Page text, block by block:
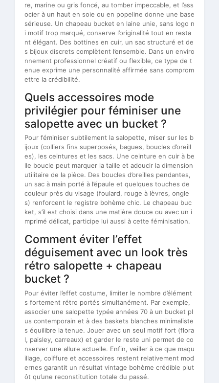
re, marine ou gris foncé, au tomber impeccable, et l’ass
ocier à un haut en soie ou en popeline donne une base
sérieuse. Un chapeau bucket en laine unie, sans logo n
i motif trop marqué, conserve l’originalité tout en resta
nt élégant. Des bottines en cuir, un sac structuré et de
s bijoux discrets complètent l’ensemble. Dans un enviro
nnement professionnel créatif ou flexible, ce type de t
enue exprime une personnalité affirmée sans comprom
ettre la crédibilité.
Quels accessoires mode
privilégier pour féminiser une
salopette avec un bucket ?
Pour féminiser subtilement la salopette, miser sur les b
ijoux (colliers fins superposés, bagues, boucles d’oreill
es), les ceintures et les sacs. Une ceinture en cuir à be
lle boucle peut marquer la taille et adoucir la dimension
utilitaire de la pièce. Des boucles d’oreilles pendantes,
un sac à main porté à l’épaule et quelques touches de
couleur près du visage (foulard, rouge à lèvres, ongle
s) renforcent le registre bohème chic. Le chapeau buc
ket, s’il est choisi dans une matière douce ou avec un i
mprimé délicat, participe lui aussi à cette féminisation.
Comment éviter l’effet
déguisement avec un look très
rétro salopette + chapeau
bucket ?
Pour éviter l’effet costume, limiter le nombre d’élément
s fortement rétro portés simultanément. Par exemple,
associer une salopette typée années 70 à un bucket pl
us contemporain et à des baskets blanches minimaliste
s équilibre la tenue. Jouer avec un seul motif fort (flora
l, paisley, carreaux) et garder le reste uni permet de co
nserver une allure actuelle. Enfin, veiller à ce que maqu
illage, coiffure et accessoires restent relativement mod
ernes garantit un résultat vintage bohème crédible plut
ôt qu’une reconstitution totale du passé.